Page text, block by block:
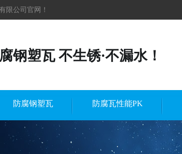
限公司官网！
钢塑瓦 不生锈·不漏水！
防腐钢塑瓦 防腐瓦性能PK